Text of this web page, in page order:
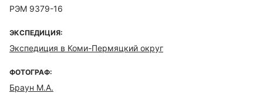
РЭМ 9379-16
ЭКСПЕДИЦИЯ:
Экспедиция в Коми-Пермяцкий округ
ФОТОГРАФ:
Браун М.А.